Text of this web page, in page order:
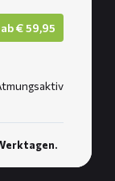
ab€59,95